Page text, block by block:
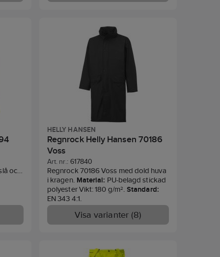
343,
Klass 3EN 343, Klass 3,1.
och
HELLY HANSEN
Regnrock Helly Hansen 70186
Voss
Art. nr.: 617840
Regnrock 70186 Voss med dold huva
i kragen. Material: PU-belagd stickad
polyester Vikt: 180 g/m².Standard:
EN 343 4:1.
Visa varianter (8)